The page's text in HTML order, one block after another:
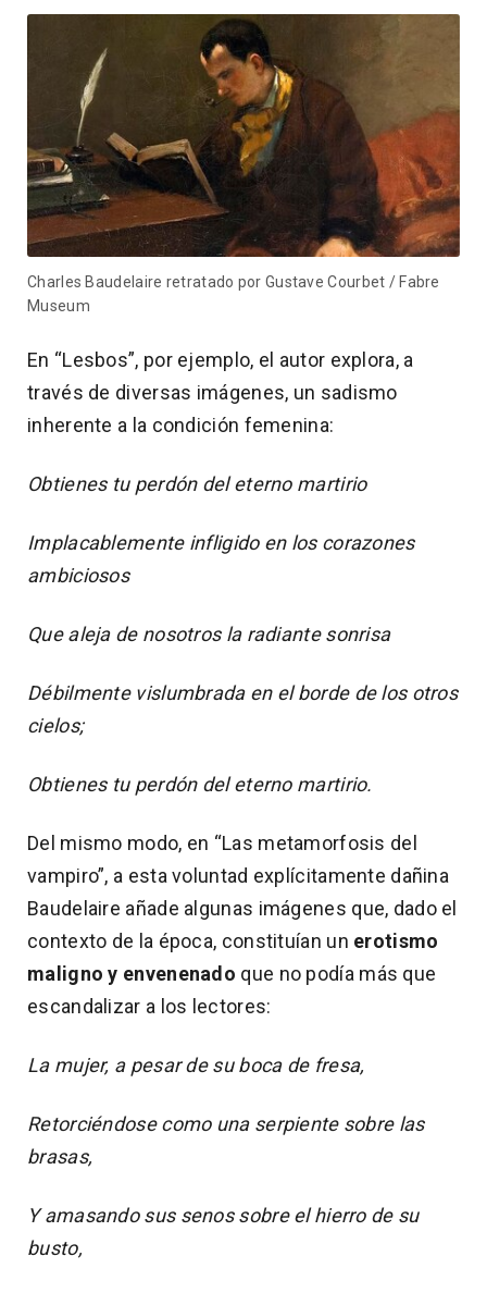
Charles Baudelaire retratado por Gustave Courbet / Fabre
Museum
En “Lesbos”, por ejemplo, el autor explora, a
través de diversas imágenes, un sadismo
inherente a la condición femenina:
Obtienes tu perdón del eterno martirio
Implacablemente infligido en los corazones
ambiciosos
Que aleja de nosotros la radiante sonrisa
Débilmente vislumbrada en el borde de los otros
cielos;
Obtienes tu perdón del eterno martirio.
Del mismo modo, en “Las metamorfosis del
vampiro”, a esta voluntad explícitamente dañina
Baudelaire añade algunas imágenes que, dado el
contexto de la época, constituían un erotismo
maligno y envenenado que no podía más que
escandalizar a los lectores:
La mujer, a pesar de su boca de fresa,
Retorciéndose como una serpiente sobre las
brasas,
Y amasando sus senos sobre el hierro de su
busto,